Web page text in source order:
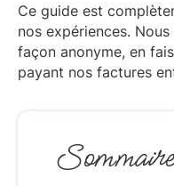
Ce guide est
nos expériences.
façon anonyme, en
payant nos factures
Sommaire